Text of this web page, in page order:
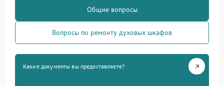
Общие вопросы
Вопросы по ремонту духовых шкафов
Какие документы вы предоставляете?